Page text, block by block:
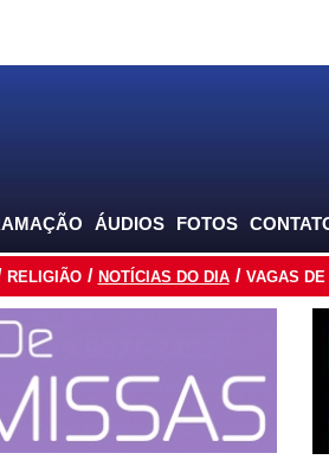
ÁUDIOS FOTOS
RELIGIÃO NOTÍCIAS DO DIA VAGAS